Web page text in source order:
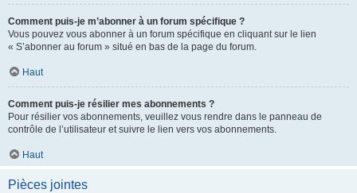
Comment puis-je m’abonner à un forum spécifique ?
Vous pouvez vous abonner à un forum spécifique en cliquant sur le lien
« S’abonner au forum » situé en bas de la page du forum.
Haut
Comment puis-je résilier mes abonnements ?
Pour résilier vos abonnements, veuillez vous rendre dans le panneau de
contrôle de l’utilisateur et suivre le lien vers vos abonnements.
Haut
Pièces jointes